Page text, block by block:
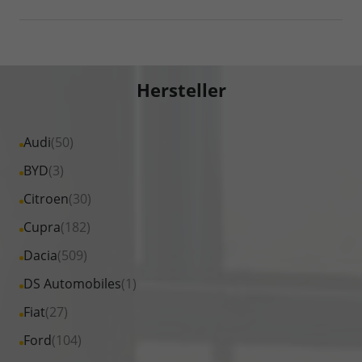
Hersteller
Audi(50)
Alle
Fahrzeuge
Audi
anzeigen
BYD(3)
Alle
Fahrzeuge
BYD
anzeigen
Citroen(30)
Alle
Fahrzeuge
Citroen
anzeigen
Cupra(182)
Alle
Fahrzeuge
Cupra
anzeigen
Dacia(509)
Alle
Fahrzeuge
Dacia
anzeigen
DS Automobiles(1)
Alle
Fahrzeuge
DS
Fiat(27)
Alle
Fahrzeuge
Ford(104)
Alle